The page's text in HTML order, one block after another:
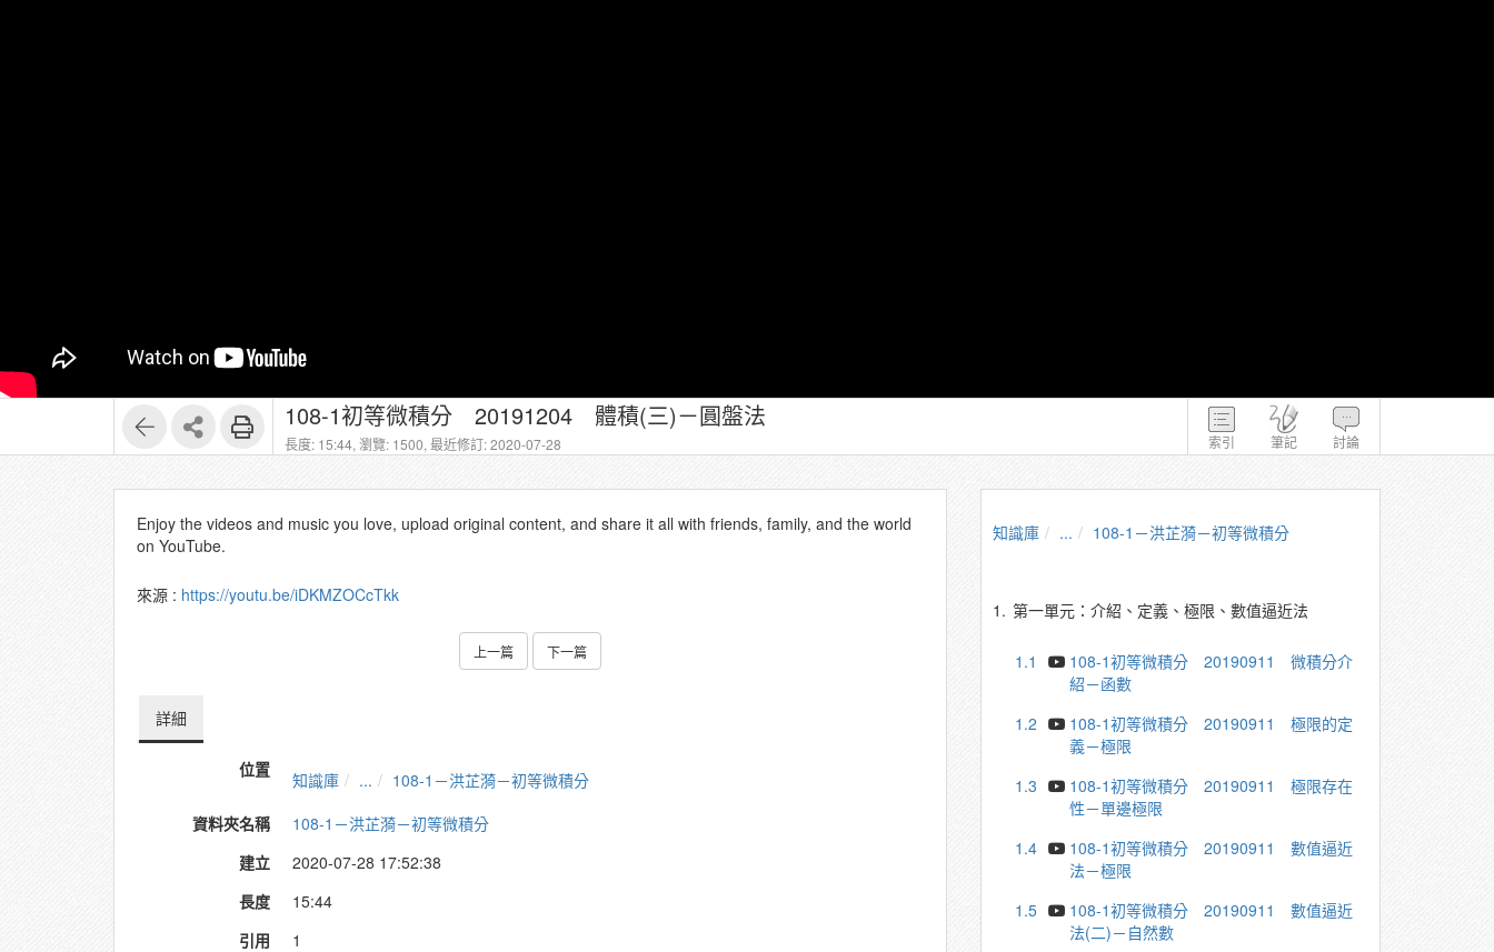
索引 筆記 討論
108-1初等微積分 20191204 體積(三)－圓盤法
長度: 15:44, 瀏覽: 1500, 最近修訂: 2020-07-28
Enjoy the videos and music you love, upload original content, and share it all with friends, family, and the world
on YouTube.
來源 : https://youtu.be/iDKMZOCcTkk
上一篇 下一篇
詳細
位置 知識庫 ...
108-1－洪芷漪－初等微積分
資料夾名稱
108-1－洪芷漪－初等微積分
建立
2020-07-28 17:52:38
長度
15:44
引用
1
知識庫 ... 108-1－洪芷漪－初等微積分
1. 第一單元：介紹、定義、極限、數值逼近法
1.1
108-1初等微積分 20190911 微積分介
紹－函數
1.2
108-1初等微積分 20190911 極限的定
義－極限
1.3
108-1初等微積分 20190911 極限存在
性－單邊極限
1.4
108-1初等微積分 20190911 數值逼近
法－極限
1.5
108-1初等微積分 20190911 數值逼近
法(二)－自然數